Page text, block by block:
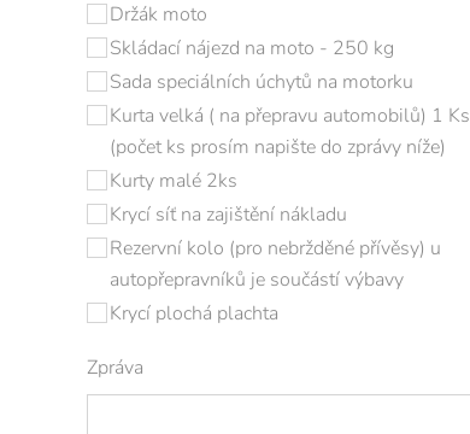
Držák moto
Skládací nájezd na moto - 250 kg
Sada speciálních úchytů na motorku
Kurta velká ( na přepravu automobilů) 1 Ks
(počet ks prosím napište do zprávy níže)
Kurty malé 2ks
Krycí síť na zajištění nákladu
Rezervní kolo (pro nebržděné přívěsy) u
autopřepravníků je součástí výbavy
Krycí plochá plachta
Zpráva